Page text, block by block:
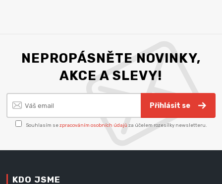
NEPROPÁSNĚTE NOVINKY,
AKCE A SLEVY!
Přihlásit se
Souhlasím sezpracováním osobních údajů za účelem rozesílky newsletteru.
KDO JSME